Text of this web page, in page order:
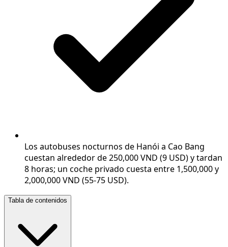
Los autobuses nocturnos de Hanói a Cao Bang
cuestan alrededor de 250,000 VND (9 USD) y tardan
8 horas; un coche privado cuesta entre 1,500,000 y
2,000,000 VND (55-75 USD).
Tabla de contenidos